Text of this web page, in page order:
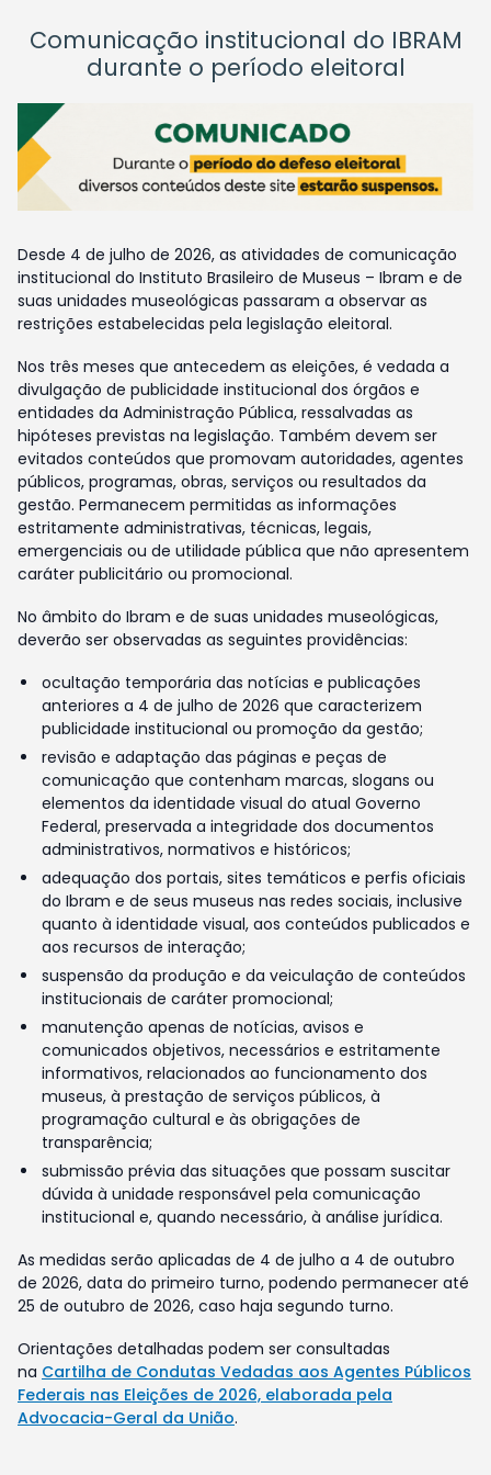
Comunicação institucional do IBRAM
durante o período eleitoral
Desde 4 de julho de 2026, as atividades de comunicação
institucional do Instituto Brasileiro de Museus – Ibram e de
suas unidades museológicas passaram a observar as
restrições estabelecidas pela legislação eleitoral.
Nos três meses que antecedem as eleições, é vedada a
divulgação de publicidade institucional dos órgãos e
entidades da Administração Pública, ressalvadas as
hipóteses previstas na legislação. Também devem ser
evitados conteúdos que promovam autoridades, agentes
públicos, programas, obras, serviços ou resultados da
gestão. Permanecem permitidas as informações
estritamente administrativas, técnicas, legais,
emergenciais ou de utilidade pública que não apresentem
caráter publicitário ou promocional.
No âmbito do Ibram e de suas unidades museológicas,
deverão ser observadas as seguintes providências:
ocultação temporária das notícias e publicações
anteriores a 4 de julho de 2026 que caracterizem
publicidade institucional ou promoção da gestão;
revisão e adaptação das páginas e peças de
comunicação que contenham marcas, slogans ou
elementos da identidade visual do atual Governo
Federal, preservada a integridade dos documentos
administrativos, normativos e históricos;
adequação dos portais, sites temáticos e perfis oficiais
do Ibram e de seus museus nas redes sociais, inclusive
quanto à identidade visual, aos conteúdos publicados e
aos recursos de interação;
suspensão da produção e da veiculação de conteúdos
institucionais de caráter promocional;
manutenção apenas de notícias, avisos e
comunicados objetivos, necessários e estritamente
informativos, relacionados ao funcionamento dos
museus, à prestação de serviços públicos, à
programação cultural e às obrigações de
transparência;
submissão prévia das situações que possam suscitar
dúvida à unidade responsável pela comunicação
institucional e, quando necessário, à análise jurídica.
As medidas serão aplicadas de 4 de julho a 4 de outubro
de 2026, data do primeiro turno, podendo permanecer até
25 de outubro de 2026, caso haja segundo turno.
Orientações detalhadas podem ser consultadas
na Cartilha de Condutas Vedadas aos Agentes Públicos
Federais nas Eleições de 2026, elaborada pela
Advocacia-Geral da União.